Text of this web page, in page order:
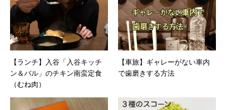
【ランチ】入谷「入谷キッチ
ン＆バル」のチキン南蛮定食
（むね肉）
【車旅】ギャレーがない車内
で歯磨きする方法